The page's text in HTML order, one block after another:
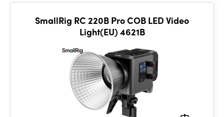
SmallRig RC 220B Pro COB LED Video
Light(EU) 4621B